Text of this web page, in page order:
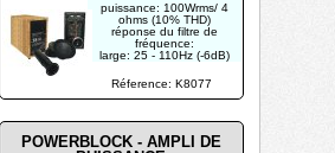
POWERBLOCK - AMPLI DE
puissance: 100Wrms/ 4
ohms (10% THD)
réponse du filtre de
fréquence:
large: 25 - 110Hz (-6dB)
Les panneaux en bois
ne sont pas inclus !
Réference: K8077